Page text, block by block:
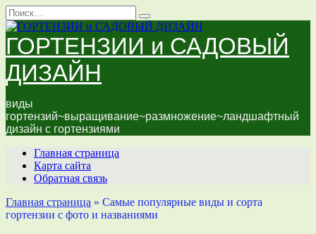
Перейти
к
содержанию
Search
for:
ГОРТЕНЗИИ и САДОВЫЙ
ДИЗАЙН
виды
гортензий~выращивание~размножение~ландшафтный
дизайн с гортензиями
Главная страница
Карта сайта
Обратная связь
Главная страница » Самые популярные виды и сорта
гортензии с фото и названиями